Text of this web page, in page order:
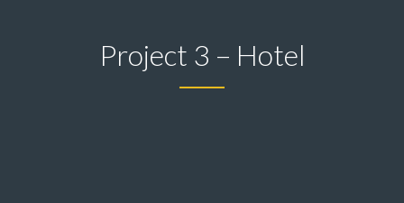
Project 3 – Hotel